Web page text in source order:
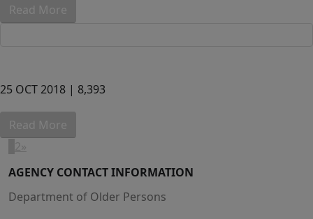
Read More
25 OCT 2018 | 8,393
Read More
2»
AGENCY CONTACT INFORMATION
Department of Older Persons